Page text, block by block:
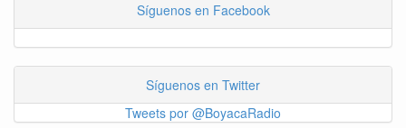
Síguenos en Facebook
Síguenos en Twitter
Tweets por @BoyacaRadio